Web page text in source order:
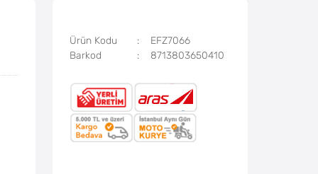
Ürün Kodu
EFZ7066
Barkod
8713803650410